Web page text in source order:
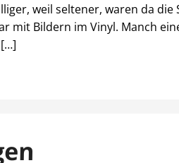
weil seltener, waren da die
mit Bildern im Vinyl. Manch